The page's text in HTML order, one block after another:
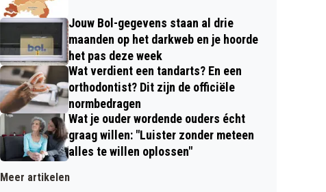
Jouw Bol-gegevens staan al drie
maanden op het darkweb en je hoorde
het pas deze week
Wat verdient een tandarts? En een
orthodontist? Dit zijn de officiële
normbedragen
Wat je ouder wordende ouders écht
graag willen: "Luister zonder meteen
alles te willen oplossen"
Meer artikelen